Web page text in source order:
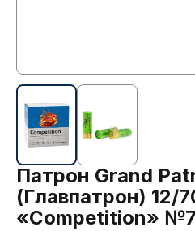
Патрон Grand
(Главпатрон) 12/
«Competition»